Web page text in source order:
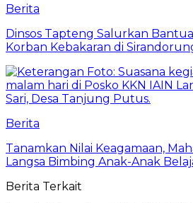
Berita
Dinsos Tapteng Salurkan
Korban Kebakaran di
Berita
Tanamkan Nilai Keagamaan,
Langsa Bimbing Anak-Anak
Berita Terkait